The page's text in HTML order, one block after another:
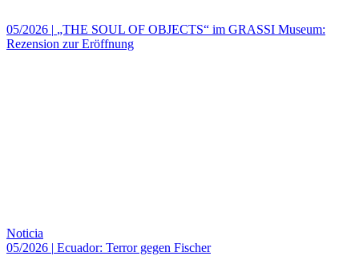
05/2026 | „THE SOUL OF OBJECTS“ im GRASSI Museum:
Rezension zur Eröffnung
Noticia
05/2026 | Ecuador: Terror gegen Fischer